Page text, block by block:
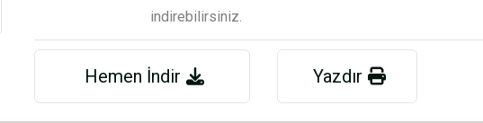
indirebilirsiniz.
Hemen İndir Yazdır